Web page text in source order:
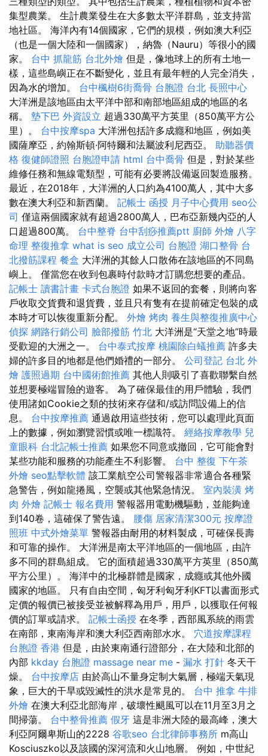
集型農業。 生計農業發生在大多數太平洋群島，並支持當
地社區。 海洋內有14個國家，它們的規模，例如澳大利亞
（也是一個大陸和一個國家），納魯（Nauru）等很小的國
家。 台中 抓龍筋 台北外燴 但是，像地球上的所有土地一
樣，這些島嶼正在不斷變化，並且有最年輕的人完全消失，
因為水的增加。 台中楓樹6街喬骨 台胞證 台北 長照中心
大洋洲是該地區由太平洋中部和南部地區組成的地區的名
稱。 墊下巴 外資設立 超過330萬平方英里（850萬平方公
里）。 台中按摩spa 大洋洲包括許多成癮和地區，例如美
國薩摩亞，約翰斯頓·阿特爾和法屬波利尼西亞。 助聽器價
格 復健師證照 台胞證申請 html 台中喬骨 但是，對於某些
維修任務和無線電類型，可能有必要將設備返回製造服務。
最近，在2018年，大洋洲的人口約為4100萬人，其中大多
數在澳大利亞和新西蘭。 記帳士 函授 月子中心費用 seo公
司 僅這兩個國家就有超過2800萬人，巴布亞新幾內亞的人
口超過800萬。 台中整脊 台中刮痧推薦ptt 廚師 外燴 八字
命理 整復推拿 what is seo 成立公司 台胞證 湖口整骨 台
北撥筋課程 餐盒 大洋洲的其餘人口散佈在該地區的不同島
嶼上。 僅當您在收到包裹時付款時才訂購您想要的產品。
記帳士 讀書計畫 卡式台胞證 如果不返回的套餐，則將向客
戶收取交貨費和退貨費，並且只有隻有在提前確定包裝的成
本時才可以恢復重新分配。 外燴 烤肉 養生與整復推廣中心
偵探 網路行銷公司 臉部撥筋 竹北 大洋洲是“天堂之地”時最
受歡迎的大洲之一。 台中泰式按摩 桃園除白蟻推薦 許多夫
婦的許多目的地都是他們婚禮的一部分。 公司登記 台北 外
燴 護照過期 台中國術館推薦 其他人則吸引了喜歡聯繫自然
並想要極端冒險的遊客。 為了確保最佳的用戶體驗，我們
使用諸如Cookie之類的技術來存儲和/或訪問設備上的信
息。 台中按摩推薦 通過啟用這些技術，您可以處理此頁面
上的數據，例如瀏覽習慣或唯一標識符。 經絡按摩教學 兒
童眼科 台北記帳士推薦 如果您不同意或撤回，它可能會對
某些功能和服務的功能產生不利影響。 台中 整復 下午茶
外燴 seo點擊軟體 該工業航空公司警報器非常適合各種緊
急警告，例如龍捲風，空襲或其他緊急情況。 室內裝潢 烤
肉 外燴 記帳士 報名費用 警報器用電動機驅動，並能夠達
到140卷，這確保了警告遠。 腰傷 居家清潔300元 按摩證
照班 中式外燴菜單 警報器由耐用的材料製成，可確保長壽
和可靠的操作。 大洋洲是南太平洋地區的一個地區，由許
多不同的群島組成。 它的面積超過330萬平方英里（850萬
平方公里）。 海洋中的北極群體是國家，成癮或其他外國
國家的地區。 只有自由空間，匈牙利匈牙利KFT以書面形式
定價的報價已被接受並被解釋為用戶，用戶，以獲取任何報
價的訂單或請求。 記帳士函授 在冬季，西部風系統的雨雲
在南部，東南海岸和澳大利亞西南部水水。 穴道按摩課程
台胞證 香港 但是，由於東南通行證部分，在大陸和北部的
內部 kkday 台胞證 massage near me - 漏水 打針 冬天干
燥。 台中按摩店 由於高山不量身定制大氣層，極端天氣現
象，巨大的干旱或毀滅性的洪水是常見的。 台中 推拿 牛排
外燴 在澳大利亞北部海岸，破壞性颶風可以在11月至3月之
間掃蕩。 台中整骨推薦 假牙 這是非洲大陸的最高峰，澳大
利亞阿爾卑斯山的2228 谷歌seo 台北律師事務所 m高山
Kosciuszko以及該國的深河流和火山地層。 例如，中世紀